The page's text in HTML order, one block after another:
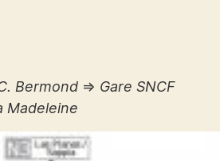
Bermond ⇒ Gare SNCF
Madeleine